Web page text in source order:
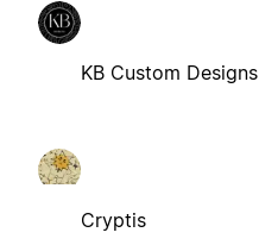
KB Custom Designs
Cryptis